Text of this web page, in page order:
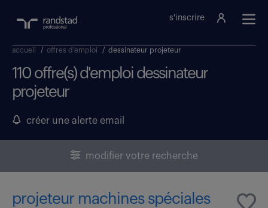
s'inscrire
accueil / offres d'emploi / dessinateur projeteur
110 offre(s) d'emploi dessinateur
projeteur
créer une alerte email
modifier votre recherche
projeteur machines spéciales